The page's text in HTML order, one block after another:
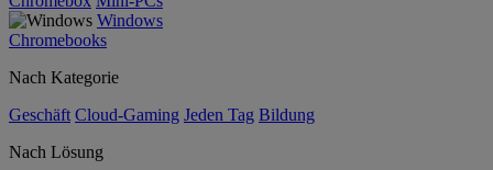
Windows
Chromebooks
Nach Kategorie
Geschäft Cloud-Gaming Jeden Tag Bildung
Nach Lösung